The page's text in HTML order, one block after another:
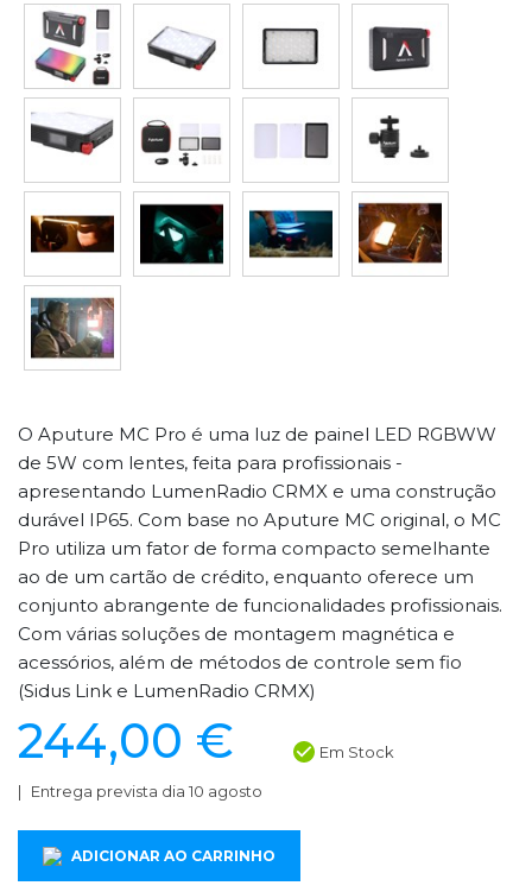
O Aputure MC Pro é uma luz de painel LED RGBWW
de 5W com lentes, feita para profissionais -
apresentando LumenRadio CRMX e uma construção
durável IP65. Com base no Aputure MC original, o MC
Pro utiliza um fator de forma compacto semelhante
ao de um cartão de crédito, enquanto oferece um
conjunto abrangente de funcionalidades profissionais.
Com várias soluções de montagem magnética e
acessórios, além de métodos de controle sem fio
(Sidus Link e LumenRadio CRMX)
244,00 € Em Stock
Entrega prevista dia 10 agosto
ADICIONAR AO CARRINHO